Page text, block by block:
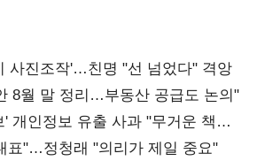
사진조작'…친명 "선 넘었다" 격앙
8월 말 정리…부동산 공급도 논의"
개인정보 유출 사과 "무거운 책임
표"…정청래 "의리가 제일 중요"